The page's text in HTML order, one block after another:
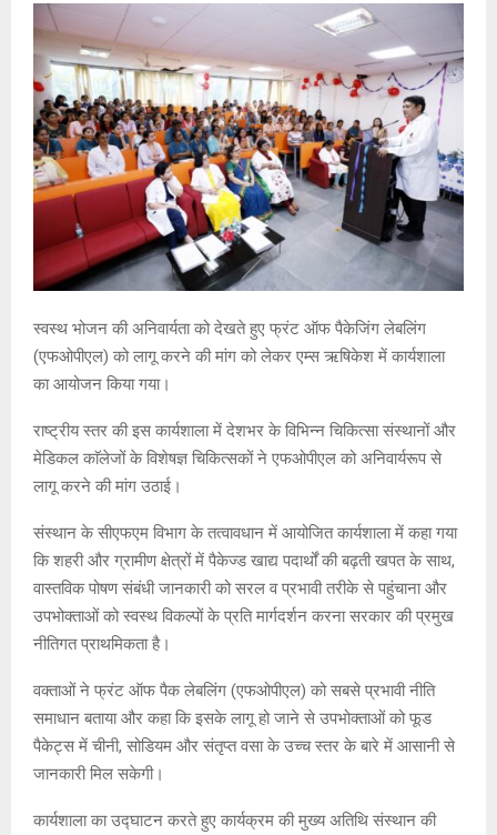
स्वस्थ भोजन की अनिवार्यता को देखते हुए फ्रंट ऑफ पैकेजिंग लेबलिंग
(एफओपीएल) को लागू करने की मांग को लेकर एम्स ऋषिकेश में कार्यशाला
का आयोजन किया गया।
राष्ट्रीय स्तर की इस कार्यशाला में देशभर के विभिन्न चिकित्सा संस्थानों और
मेडिकल काॅलेजों के विशेषज्ञ चिकित्सकों ने एफओपीएल को अनिवार्यरूप से
लागू करने की मांग उठाई।
संस्थान के सीएफएम विभाग के तत्वावधान में आयोजित कार्यशाला में कहा गया
कि शहरी और ग्रामीण क्षेत्रों में पैकेज्ड खाद्य पदार्थों की बढ़ती खपत के साथ,
वास्तविक पोषण संबंधी जानकारी को सरल व प्रभावी तरीके से पहुंचाना और
उपभोक्ताओं को स्वस्थ विकल्पों के प्रति मार्गदर्शन करना सरकार की प्रमुख
नीतिगत प्राथमिकता है।
वक्ताओं ने फ्रंट ऑफ पैक लेबलिंग (एफओपीएल) को सबसे प्रभावी नीति
समाधान बताया और कहा कि इसके लागू हो जाने से उपभोक्ताओं को फूड
पैकेट्स में चीनी, सोडियम और संतृप्त वसा के उच्च स्तर के बारे में आसानी से
जानकारी मिल सकेगी।
कार्यशाला का उद्घाटन करते हुए कार्यक्रम की मुख्य अतिथि संस्थान की